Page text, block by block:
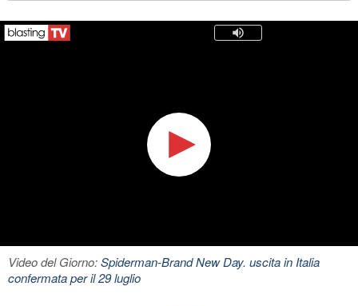
Video del Giorno:Spiderman-Brand New Day. uscita in Italia
confermata per il 29 luglio